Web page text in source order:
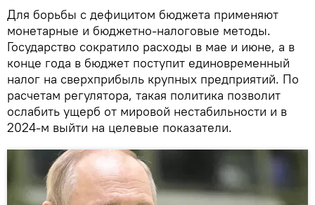
Для борьбы с дефицитом бюджета применяют
монетарные и бюджетно-налоговые методы.
Государство сократило расходы в мае и июне, а в
конце года в бюджет поступит единовременный
налог на сверхприбыль крупных предприятий. По
расчетам регулятора, такая политика позволит
ослабить ущерб от мировой нестабильности и в
2024-м выйти на целевые показатели.